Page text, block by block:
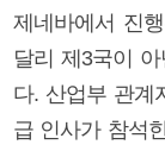
제네바에서 진
달리 제3국이
다. 산업부 관계
급 인사가 참석